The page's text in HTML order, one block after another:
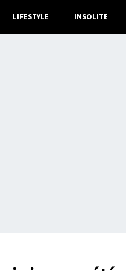
LIFESTYLE INSOLITE